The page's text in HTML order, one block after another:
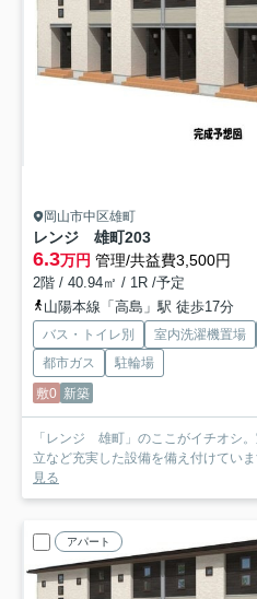
岡山市中区雄町
レンジ 雄町203
6.3万円 管理/共益費3,500円
2階 / 40.94㎡ / 1R /予定
山陽本線「高島」駅 徒歩17分
バス・トイレ別 室内洗濯機置場
都市ガス
駐輪場
敷0 新築
「レンジ 雄町」のここがイチオシ
立など充実した設備を備え付けてい
見る
アパート